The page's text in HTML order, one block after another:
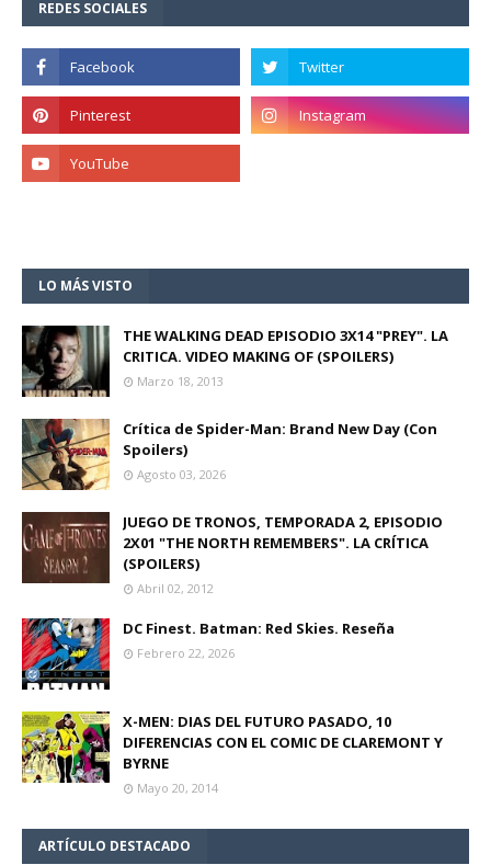
REDES SOCIALES
LO MÁS VISTO
THE WALKING DEAD EPISODIO 3X14 "PREY". LA
CRITICA. VIDEO MAKING OF (SPOILERS)
Marzo 18, 2013
Crítica de Spider-Man: Brand New Day (Con
Spoilers)
Agosto 03, 2026
JUEGO DE TRONOS, TEMPORADA 2, EPISODIO
2X01 "THE NORTH REMEMBERS". LA CRÍTICA
(SPOILERS)
Abril 02, 2012
DC Finest. Batman: Red Skies. Reseña
Febrero 22, 2026
X-MEN: DIAS DEL FUTURO PASADO, 10
DIFERENCIAS CON EL COMIC DE CLAREMONT Y
BYRNE
Mayo 20, 2014
ARTÍCULO DESTACADO